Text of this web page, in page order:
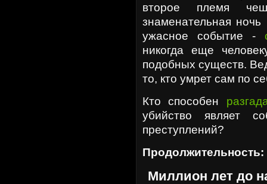
второе племя
знаменательная
ужасное событие -
никогда еще
подобных существ.
то, кто умрет сам по
Кто способен
убийство являет
преступлений?
Продолжительность:
Миллион лет до